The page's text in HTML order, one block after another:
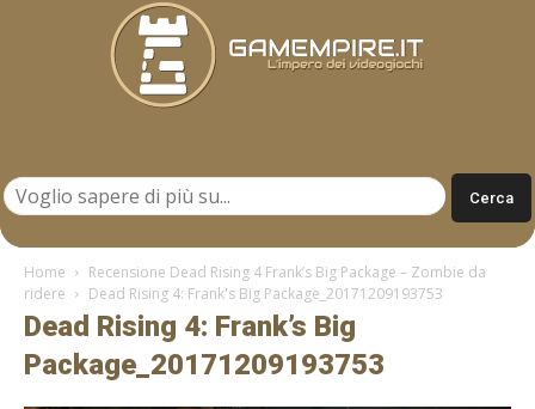
Home
Recensione Dead Rising 4 Frank’s Big Package – Zombie da
ridere
Dead Rising 4: Frank's Big Package_20171209193753
Dead Rising 4: Frank’s Big
Package_20171209193753